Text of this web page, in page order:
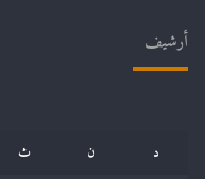
أرشيف
د
ن ث